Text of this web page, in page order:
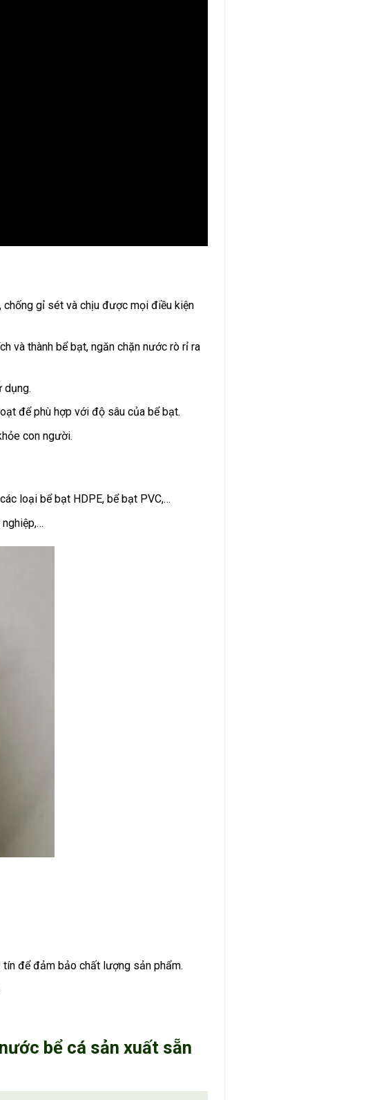
gỉ sét và chịu được mọi điều kiện
và thành bể bạt, ngăn chặn nước rò rỉ ra
dụng.
để phù hợp với độ sâu của bể bạt.
con người.
loại bể bạt HDPE, bể bạt PVC,…
để đảm bảo chất lượng sản phẩm.
bể cá sản xuất sẵn